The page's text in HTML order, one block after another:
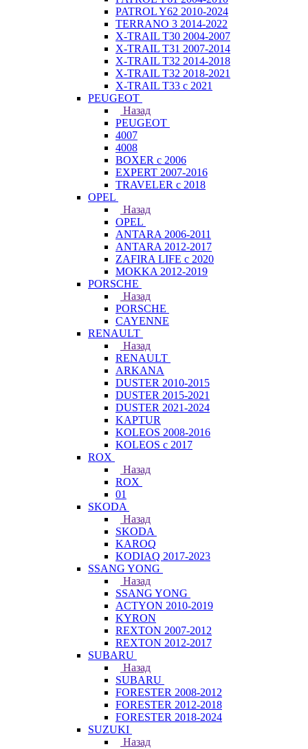
PATROL Y62 2010-2024
TERRANO 3 2014-2022
X-TRAIL T30 2004-2007
X-TRAIL T31 2007-2014
X-TRAIL T32 2014-2018
X-TRAIL T32 2018-2021
X-TRAIL T33 с 2021
PEUGEOT
Назад
PEUGEOT
4007
4008
BOXER с 2006
EXPERT 2007-2016
TRAVELER с 2018
OPEL
Назад
OPEL
ANTARA 2006-2011
ANTARA 2012-2017
ZAFIRA LIFE с 2020
MOKKA 2012-2019
PORSCHE
Назад
PORSCHE
CAYENNE
RENAULT
Назад
RENAULT
ARKANA
DUSTER 2010-2015
DUSTER 2015-2021
DUSTER 2021-2024
KAPTUR
KOLEOS 2008-2016
KOLEOS с 2017
ROX
Назад
ROX
01
SKODA
Назад
SKODA
KAROQ
KODIAQ 2017-2023
SSANG YONG
Назад
SSANG YONG
ACTYON 2010-2019
KYRON
REXTON 2007-2012
REXTON 2012-2017
SUBARU
Назад
SUBARU
FORESTER 2008-2012
FORESTER 2012-2018
FORESTER 2018-2024
SUZUKI
Назад